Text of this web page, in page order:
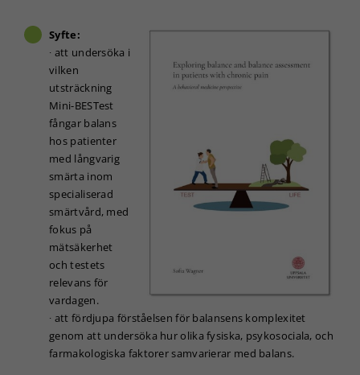
Syfte:
∙ att undersöka i
vilken
utsträckning
Mini-BESTest
fångar balans
hos patienter
med långvarig
smärta inom
specialiserad
smärtvård, med
fokus på
mätsäkerhet
och testets
relevans för
vardagen.
∙ att fördjupa förståelsen för balansens komplexitet
genom att undersöka hur olika fysiska, psykosociala, och
farmakologiska faktorer samvarierar med balans.